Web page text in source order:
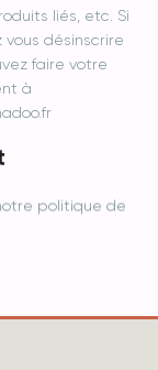
liés, etc. Si
désinscrire
faire votre
à
politique de